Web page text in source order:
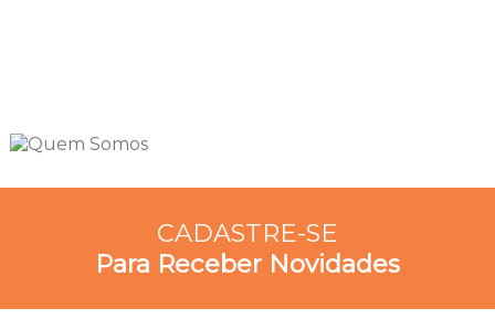
CADASTRE-SE
Para Receber Novidades